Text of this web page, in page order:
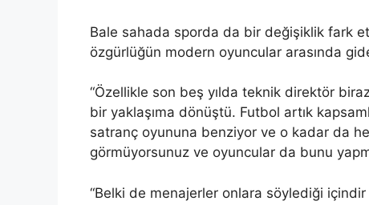
Bale sahada sporda da bir değişiklik fark
özgürlüğün modern oyuncular arasında
“Özellikle son beş yılda teknik direktör
bir yaklaşıma dönüştü. Futbol artık
satranç oyununa benziyor ve o kadar da
görmüyorsunuz ve oyuncular da bunu
“Belki de menajerler onlara söylediği